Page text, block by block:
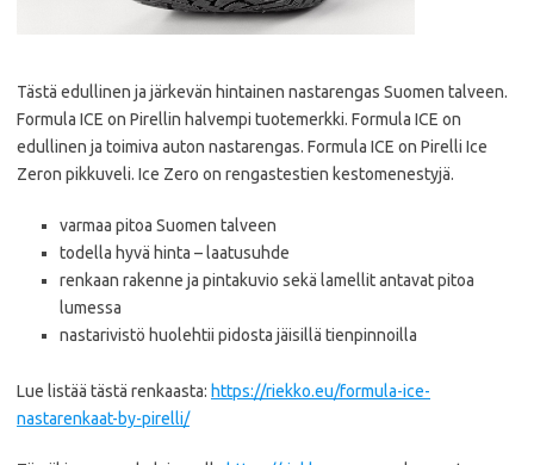
Tästä edullinen ja järkevän hintainen nastarengas Suomen talveen.
Formula ICE on Pirellin halvempi tuotemerkki. Formula ICE on
edullinen ja toimiva auton nastarengas. Formula ICE on Pirelli Ice
Zeron pikkuveli. Ice Zero on rengastestien kestomenestyjä.
varmaa pitoa Suomen talveen
todella hyvä hinta – laatusuhde
renkaan rakenne ja pintakuvio sekä lamellit antavat pitoa
lumessa
nastarivistö huolehtii pidosta jäisillä tienpinnoilla
Lue listää tästä renkaasta: https://riekko.eu/formula-ice-
nastarenkaat-by-pirelli/